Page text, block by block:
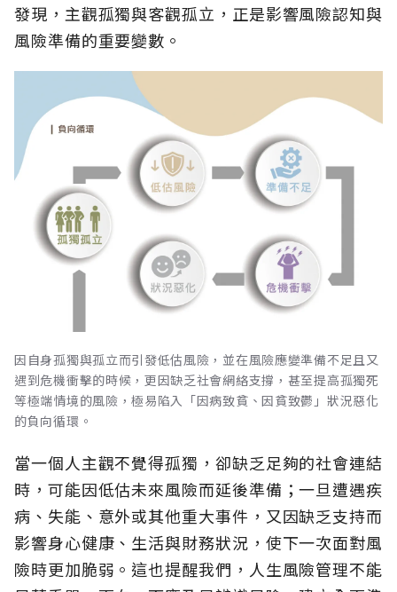
發現，主觀孤獨與客觀孤立，正是影響風險認知與
風險準備的重要變數。
因自身孤獨與孤立而引發低估風險，並在風險應變準備不足且又
遇到危機衝擊的時候，更因缺乏社會網絡支撐，甚至提高孤獨死
等極端情境的風險，極易陷入「因病致貧、因貧致鬱」狀況惡化
的負向循環。
當一個人主觀不覺得孤獨，卻缺乏足夠的社會連結
時，可能因低估未來風險而延後準備；一旦遭遇疾
病、失能、意外或其他重大事件，又因缺乏支持而
影響身心健康、生活與財務狀況，使下一次面對風
險時更加脆弱。這也提醒我們，人生風險管理不能